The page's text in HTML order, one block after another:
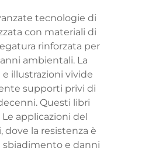
tecnologie di
con materiali di
rinforzata per
ambientali. La
illustrazioni vivide
supporti privi di
Questi libri
applicazioni del
la resistenza è
e danni